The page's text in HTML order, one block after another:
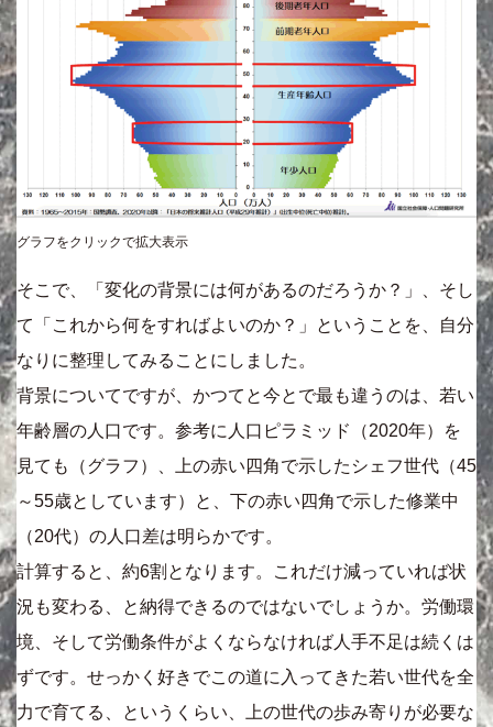
グラフをクリックで拡大表示
そこで、「変化の背景には何があるのだろうか？」、そし
て「これから何をすればよいのか？」ということを、自分
なりに整理してみることにしました。
背景についてですが、かつてと今とで最も違うのは、若い
年齢層の人口です。参考に人口ピラミッド（2020年）を
見ても（グラフ）、上の赤い四角で示したシェフ世代（45
～55歳としています）と、下の赤い四角で示した修業中
（20代）の人口差は明らかです。
計算すると、約6割となります。これだけ減っていれば状
況も変わる、と納得できるのではないでしょうか。労働環
境、そして労働条件がよくならなければ人手不足は続くは
ずです。せっかく好きでこの道に入ってきた若い世代を全
力で育てる、というくらい、上の世代の歩み寄りが必要な